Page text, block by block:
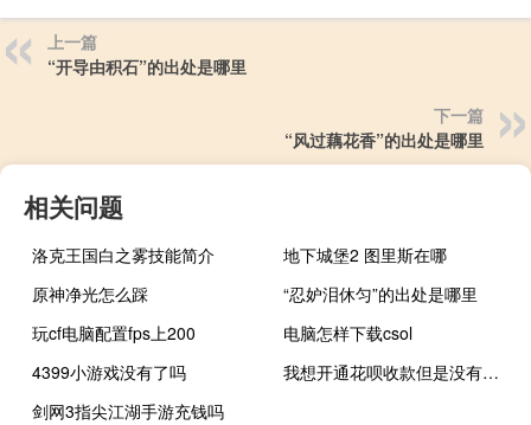
上一篇
“开导由积石”的出处是哪里
下一篇
“风过藕花香”的出处是哪里
相关问题
洛克王国白之雾技能简介
地下城堡2 图里斯在哪
原神净光怎么踩
“忍妒泪休匀”的出处是哪里
玩cf电脑配置fps上200
电脑怎样下载csol
4399小游戏没有了吗
我想开通花呗收款但是没有营业执照怎么办（想开通花呗收款没有营业执照怎么办）
剑网3指尖江湖手游充钱吗